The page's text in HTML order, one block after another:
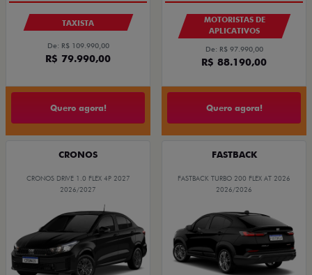
TAXISTA
De: R$ 109.990,00
R$ 79.990,00
Quero agora!
MOTORISTAS DE
APLICATIVOS
De: R$ 97.990,00
R$ 88.190,00
Quero agora!
CRONOS
CRONOS DRIVE 1.0 FLEX 4P 2027
2026/2027
FASTBACK
FASTBACK TURBO 200 FLEX AT 2026
2026/2026